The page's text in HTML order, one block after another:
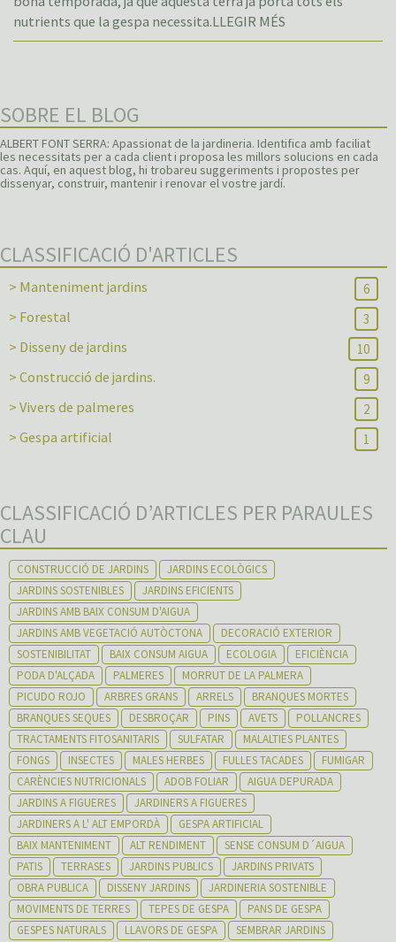
nutrients que la gespa necessita.LLEGIR MÉS
SOBRE EL BLOG
ALBERT FONT SERRA: Apassionat de la jardineria. Identifica amb faciliat
les necessitats per a cada client i proposa les millors solucions en cada
cas. Aquí, en aquest blog, hi trobareu suggeriments i propostes per
dissenyar, construir, mantenir i renovar el vostre jardí.
CLASSIFICACIÓ D'ARTICLES
> Manteniment jardins 6
> Forestal 3
> Disseny de jardins 10
> Construcció de jardins. 9
> Vivers de palmeres 2
> Gespa artificial 1
CLASSIFICACIÓ D’ARTICLES PER PARAULES
CLAU
CONSTRUCCIÓ DE JARDINS
JARDINS ECOLÒGICS
JARDINS SOSTENIBLES
JARDINS EFICIENTS
JARDINS AMB BAIX CONSUM D'AIGUA
JARDINS AMB VEGETACIÓ AUTÒCTONA
DECORACIÓ EXTERIOR
SOSTENIBILITAT
BAIX CONSUM AIGUA ECOLOGIA
EFICIÈNCIA
PODA D'ALÇADA
PALMERES
MORRUT DE LA PALMERA
PICUDO ROJO
ARBRES GRANS ARRELS
BRANQUES MORTES
BRANQUES SEQUES
DESBROÇAR PINS AVETS
POLLANCRES
TRACTAMENTS FITOSANITARIS
SULFATAR
MALALTIES PLANTES
FONGS
INSECTES MALES HERBES FULLES TACADES
FUMIGAR
CARÈNCIES NUTRICIONALS
ADOB FOLIAR
AIGUA DEPURADA
JARDINS A FIGUERES
JARDINERS A FIGUERES
JARDINERS A L' ALT EMPORDÀ
GESPA ARTIFICIAL
BAIX MANTENIMENT
ALT RENDIMENT
SENSE CONSUM D´AIGUA
PATIS
TERRASES JARDINS PUBLICS
JARDINS PRIVATS
OBRA PUBLICA
DISSENY JARDINS
JARDINERIA SOSTENIBLE
MOVIMENTS DE TERRES
TEPES DE GESPA
PANS DE GESPA
GESPES NATURALS
LLAVORS DE GESPA
SEMBRAR JARDINS